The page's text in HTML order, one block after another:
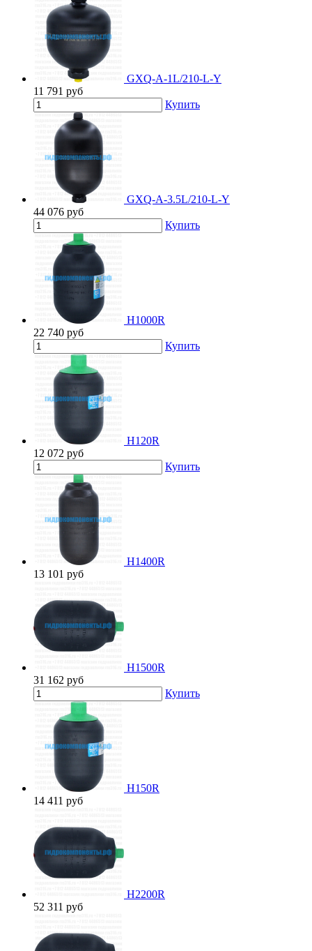
GXQ-A-1L/210-L-Y
11 791 руб
Купить
GXQ-A-3.5L/210-L-Y
44 076 руб
Купить
H1000R
22 740 руб
Купить
H120R
12 072 руб
Купить
H1400R
13 101 руб
H1500R
31 162 руб
Купить
H150R
14 411 руб
H2200R
52 311 руб